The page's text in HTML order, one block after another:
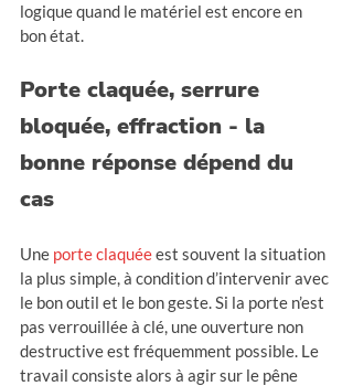
logique quand le matériel est encore en
bon état.
Porte claquée, serrure
bloquée, effraction - la
bonne réponse dépend du
cas
Une porte claquée est souvent la situation
la plus simple, à condition d’intervenir avec
le bon outil et le bon geste. Si la porte n’est
pas verrouillée à clé, une ouverture non
destructive est fréquemment possible. Le
travail consiste alors à agir sur le pêne